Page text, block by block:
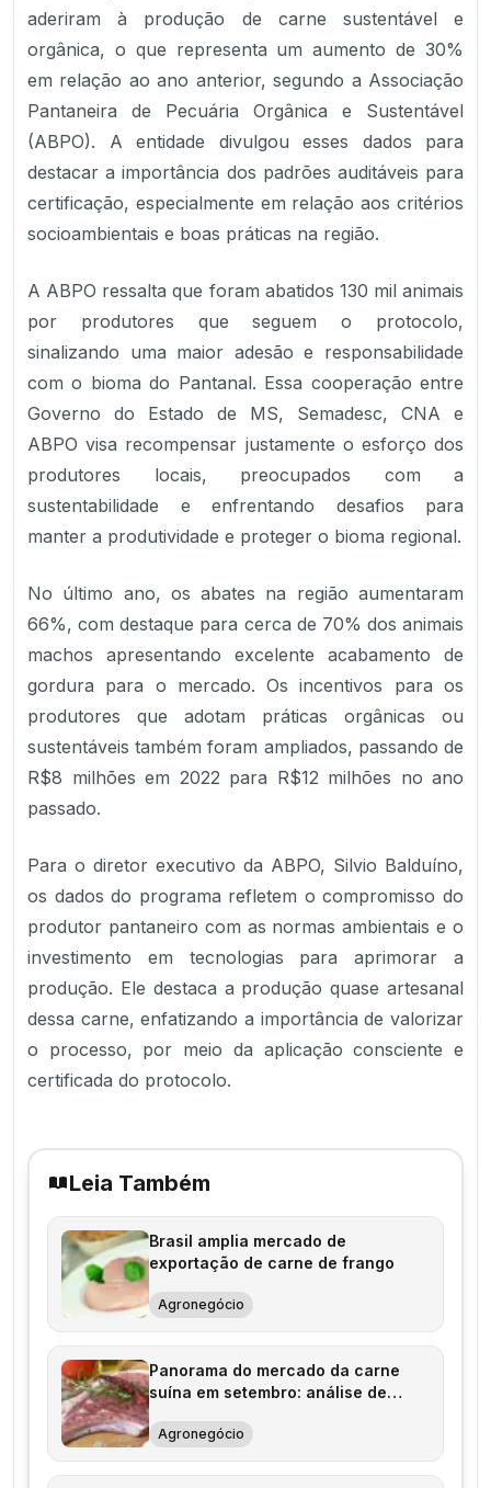
aderiram à produção de carne sustentável e
orgânica, o que representa um aumento de 30%
em relação ao ano anterior, segundo a Associação
Pantaneira de Pecuária Orgânica e Sustentável
(ABPO). A entidade divulgou esses dados para
destacar a importância dos padrões auditáveis para
certificação, especialmente em relação aos critérios
socioambientais e boas práticas na região.
A ABPO ressalta que foram abatidos 130 mil animais
por produtores que seguem o protocolo,
sinalizando uma maior adesão e responsabilidade
com o bioma do Pantanal. Essa cooperação entre
Governo do Estado de MS, Semadesc, CNA e
ABPO visa recompensar justamente o esforço dos
produtores locais, preocupados com a
sustentabilidade e enfrentando desafios para
manter a produtividade e proteger o bioma regional.
No último ano, os abates na região aumentaram
66%, com destaque para cerca de 70% dos animais
machos apresentando excelente acabamento de
gordura para o mercado. Os incentivos para os
produtores que adotam práticas orgânicas ou
sustentáveis também foram ampliados, passando de
R$8 milhões em 2022 para R$12 milhões no ano
passado.
Para o diretor executivo da ABPO, Silvio Balduíno,
os dados do programa refletem o compromisso do
produtor pantaneiro com as normas ambientais e o
investimento em tecnologias para aprimorar a
produção. Ele destaca a produção quase artesanal
dessa carne, enfatizando a importância de valorizar
o processo, por meio da aplicação consciente e
certificada do protocolo.
Leia Também
Brasil amplia mercado de
exportação de carne de frango
Agronegócio
Panorama do mercado da carne
suína em setembro: análise de
Agronegócio